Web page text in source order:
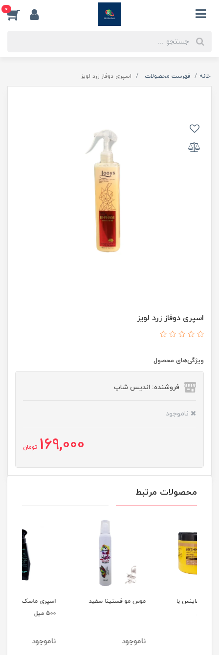
0
خانه فهرست محصولات اسپری دوفاز زرد لویز
اسپری دوفاز زرد لویز
ویژگی‌های محصول
فروشنده: اندیس شاپ
ناموجود
169,000 تومان
محصولات مرتبط
موس مو فستینا سفید
اسپری ماسک مو سوپکس